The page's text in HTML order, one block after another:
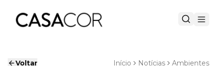
Voltar Início Notícias Ambientes